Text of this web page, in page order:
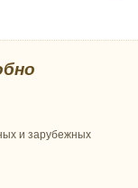
и зарубежных